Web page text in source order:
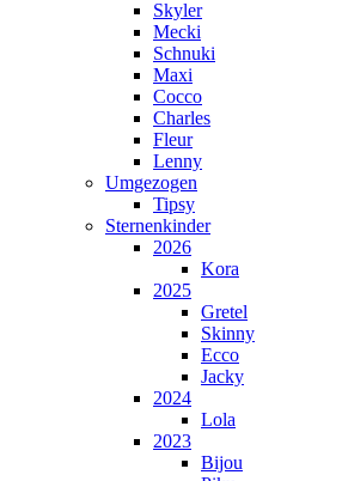
Skyler
Mecki
Schnuki
Maxi
Cocco
Charles
Fleur
Lenny
Umgezogen
Tipsy
Sternenkinder
2026
Kora
2025
Gretel
Skinny
Ecco
Jacky
2024
Lola
2023
Bijou